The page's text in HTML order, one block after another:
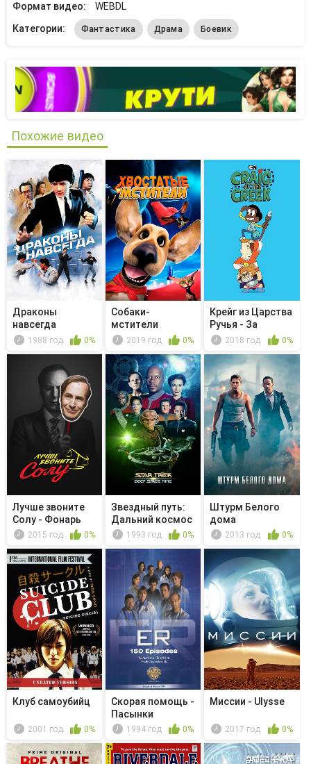
Формат видео:
WEBDL
Категории:
Фантастика Драма Боевик
Похожие видео
Драконы
навсегда
1988 год 0%
Собаки-
мстители
2019 год 0%
Крейг из Царства
Ручья - За
эстакадой
2018 год 0%
Лучше звоните
Солу - Фонарь
2015 год 0%
Звездный путь:
Дальний космос
9 - Не ...
1993 год 0%
Штурм Белого
дома
2013 год 0%
Клуб самоубийц
2001 год 0%
Скорая помощь -
Пасынки
фортуны
1994 год 0%
Миссии - Ulysse
2017 год 0%